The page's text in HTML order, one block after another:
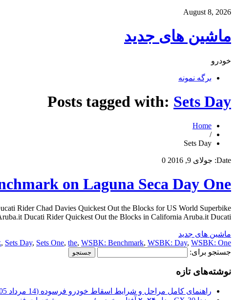
August 8, 2026
ماشین های جدید
خودرو
برگه نمونه
Posts tagged with: Sets Day
Home
/
Sets Day
Date: جولای 9, 2016 0
on Laguna Seca Day One
Rider Chad Davies Quickest Out the Blocks for US World Superbike
Ducati Rider Quickest Out the Blocks in California Aruba.it Ducati […]
ماشین های جدید
, Sets Day, Sets One, the, WSBK: Benchmark, WSBK: Day, WSBK: One
جستجو برای:
نوشته‌های تازه
راهنمای کامل مراحل و شرایط اسقاط خودرو فرسوده (14 مرداد 1405)